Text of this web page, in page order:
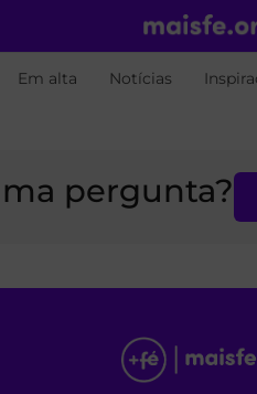
Em alta Notícias
pergunta?